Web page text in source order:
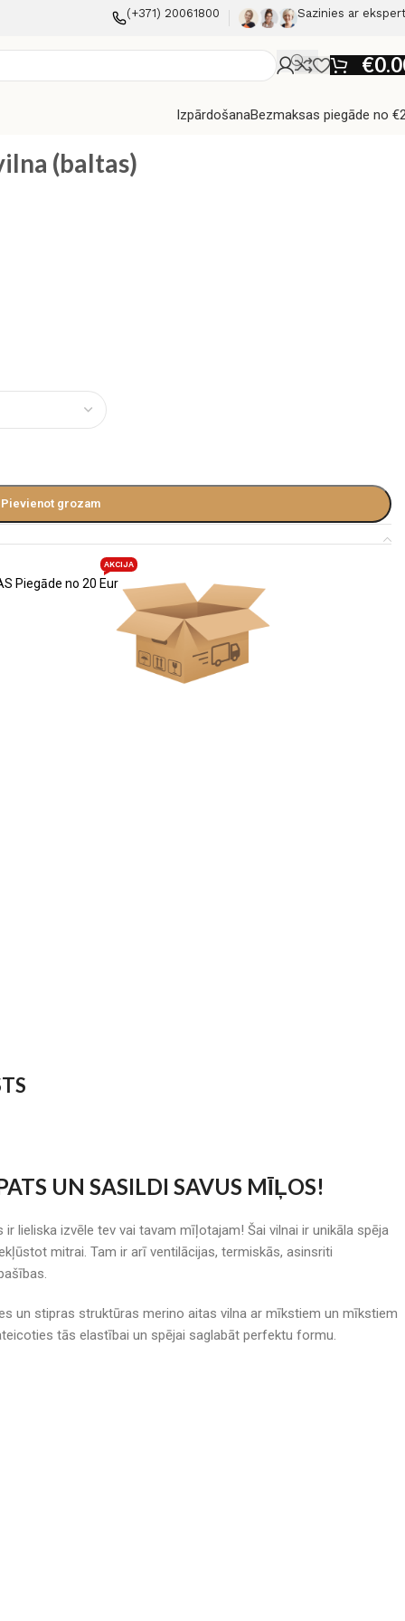
(+371) 20061800 Sazinies ar
€
IzpārdošanaBezmaksas piegāde no
(baltas)
Pievienot grozam
Piegāde no 20 Eur
AKCIJA
UN SASILDI SAVUS MĪĻOS!
lieliska izvēle tev vai tavam mīļotajam! Šai vilnai ir unikāla spēja
mitrai. Tam ir arī ventilācijas, termiskās, asinsriti
un stipras struktūras merino aitas vilna ar mīkstiem un mīkstiem
tās elastībai un spējai saglabāt perfektu formu.